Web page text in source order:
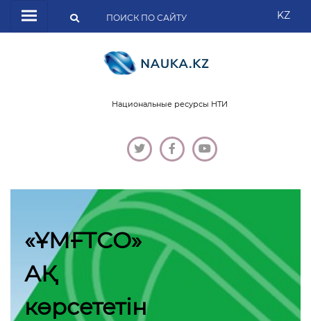
KZ
Национальные ресурсы НТИ
«ҰМҒТСО»
АҚ
көрсететін